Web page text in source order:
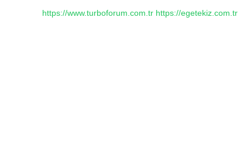
https://www.turboforum.com.tr https://egetekiz.com.tr